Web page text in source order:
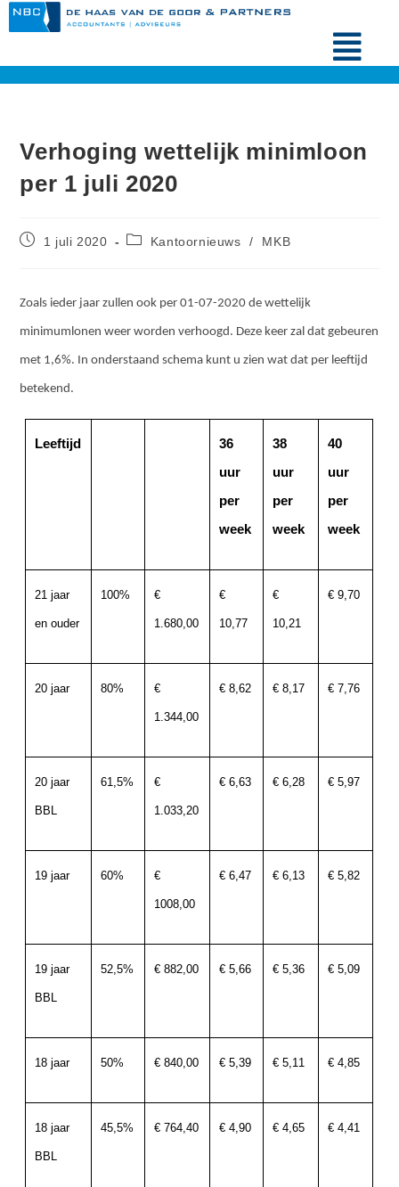
Verhoging wettelijk minimloon
per 1 juli 2020
1 juli 2020 Kantoornieuws / MKB
Zoals ieder jaar zullen ook per 01-07-2020 de wettelijk
minimumlonen weer worden verhoogd. Deze keer zal dat gebeuren
met 1,6%. In onderstaand schema kunt u zien wat dat per leeftijd
betekend.
Leeftijd
36
uur
per
week
38
uur
per
week
40
uur
per
week
21 jaar
en ouder
100% €
1.680,00
€
10,77
€
10,21
€ 9,70
20 jaar 80% €
1.344,00
€ 8,62 € 8,17 € 7,76
20 jaar
BBL
61,5% €
1.033,20
€ 6,63 € 6,28 € 5,97
19 jaar 60% €
1008,00
€ 6,47 € 6,13 € 5,82
19 jaar
BBL
52,5% € 882,00 € 5,66 € 5,36 € 5,09
18 jaar 50% € 840,00 € 5,39 € 5,11 € 4,85
18 jaar
BBL
45,5% € 764,40 € 4,90 € 4,65 € 4,41